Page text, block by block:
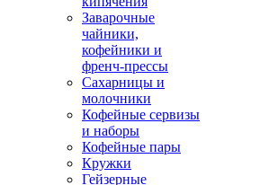
Заварочные
чайники,
кофейники и
френч-прессы
Сахарницы и
молочники
Кофейные сервизы
и наборы
Кофейные пары
Кружки
Гейзерные